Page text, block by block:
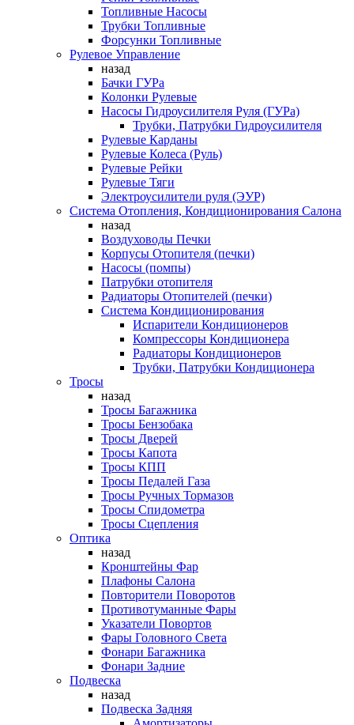
Топливные Насосы
Трубки Топливные
Форсунки Топливные
Рулевое Управление
назад
Бачки ГУРа
Колонки Рулевые
Насосы Гидроусилителя Руля (ГУРа)
Трубки, Патрубки Гидроусилителя
Рулевые Карданы
Рулевые Колеса (Руль)
Рулевые Рейки
Рулевые Тяги
Электроусилители руля (ЭУР)
Система Отопления, Кондиционирования Салона
назад
Воздуховоды Печки
Корпусы Отопителя (печки)
Насосы (помпы)
Патрубки отопителя
Радиаторы Отопителей (печки)
Система Кондиционирования
Испарители Кондиционеров
Компрессоры Кондиционера
Радиаторы Кондиционеров
Трубки, Патрубки Кондиционера
Тросы
назад
Тросы Багажника
Тросы Бензобака
Тросы Дверей
Тросы Капота
Тросы КПП
Тросы Педалей Газа
Тросы Ручных Тормазов
Тросы Спидометра
Тросы Сцепления
Оптика
назад
Кронштейны Фар
Плафоны Салона
Повторители Поворотов
Противотуманные Фары
Указатели Повортов
Фары Головного Света
Фонари Багажника
Фонари Задние
Подвеска
назад
Подвеска Задняя